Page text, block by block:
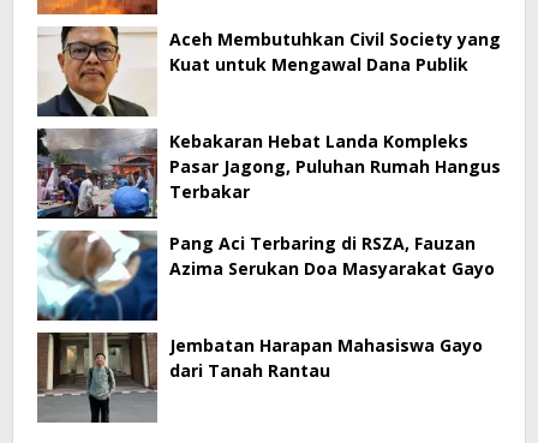
Aceh Membutuhkan Civil Society yang
Kuat untuk Mengawal Dana Publik
Kebakaran Hebat Landa Kompleks
Pasar Jagong, Puluhan Rumah Hangus
Terbakar
Pang Aci Terbaring di RSZA, Fauzan
Azima Serukan Doa Masyarakat Gayo
Jembatan Harapan Mahasiswa Gayo
dari Tanah Rantau